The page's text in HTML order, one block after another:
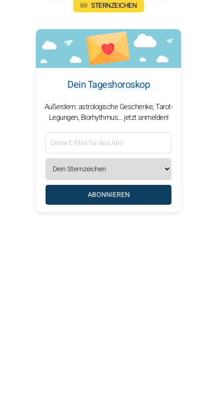
STERNZEICHEN
Dein Tageshoroskop
Außerdem: astrologische Geschenke, Tarot-
Legungen, Biorhythmus… jetzt anmelden!
ABONNIEREN